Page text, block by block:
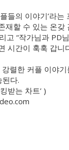
들의 이야기’라
재할 수 있는 온갖
고 “작가님과 PD
시간이 훅훅 갑니
렬한 커플 이야
다.
받는 차트’ )